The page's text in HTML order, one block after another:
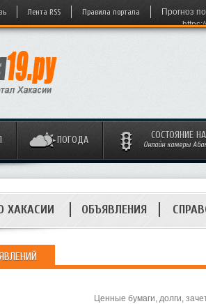
Лента RSS Правила портала
Прогноз
ПОГОДА СОСТОЯНИЕ
Онлайн камеры
ХАКАСИИ ОБЪЯВЛЕНИЯ
Ценные бумаги, долги,